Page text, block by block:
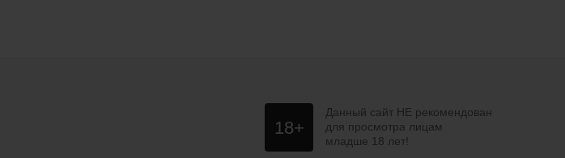
18+
Данный сайт НЕ рекомендован
для просмотра лицам
младше 18 лет!